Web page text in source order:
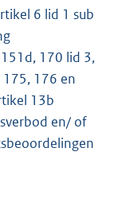
6 lid 1 sub
170 lid 3,
176 en
13b
en/ of